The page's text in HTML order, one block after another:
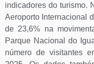
indicadores do turismo.
Aeroporto Internacional
de 23,6% na
Parque Nacional do
número de visitantes